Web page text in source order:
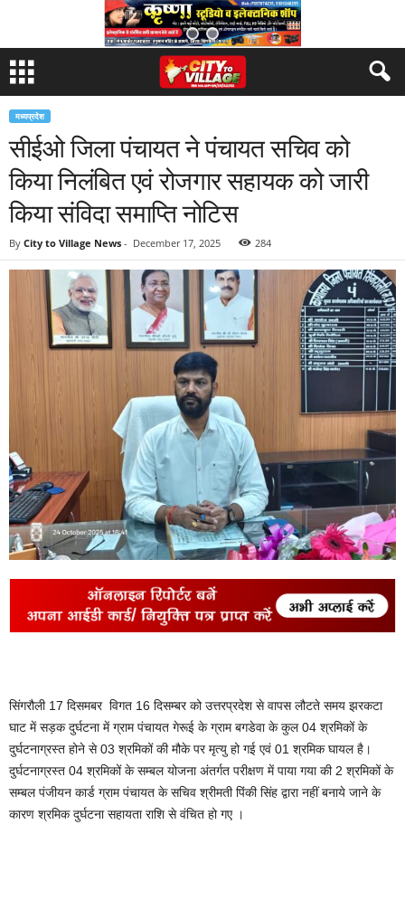
मध्यप्रदेश
सीईओ जिला पंचायत ने पंचायत सचिव को
किया निलंबित एवं रोजगार सहायक को जारी
किया संविदा समाप्ति नोटिस
By City to Village News - December 17, 2025 284
सिंगरौली 17 दिसमबर विगत 16 दिसम्बर को उत्तरप्रदेश से वापस लौटते समय झरकटा
घाट में सड़क दुर्घटना में ग्राम पंचायत गेरूई के ग्राम बगडेवा के कुल 04 श्रमिकों के
दुर्घटनाग्रस्त होने से 03 श्रमिकों की मौके पर मृत्यु हो गई एवं 01 श्रमिक घायल है।
दुर्घटनाग्रस्त 04 श्रमिकों के सम्बल योजना अंतर्गत परीक्षण में पाया गया की 2 श्रमिकों के
सम्बल पंजीयन कार्ड ग्राम पंचायत के सचिव श्रीमती पिंकी सिंह द्वारा नहीं बनाये जाने के
कारण श्रमिक दुर्घटना सहायता राशि से वंचित हो गए ।